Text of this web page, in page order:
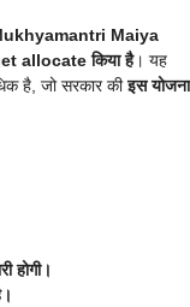
Maiya
allocate किया है। यह
है, जो सरकार कीइस योजना
होगी।